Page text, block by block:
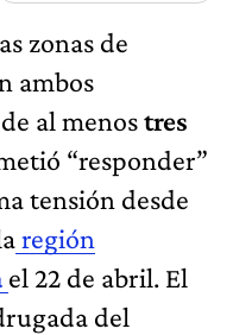
zonas de
ambos
al menostres
“responder”
tensión desde
región
el 22 de abril. El
del